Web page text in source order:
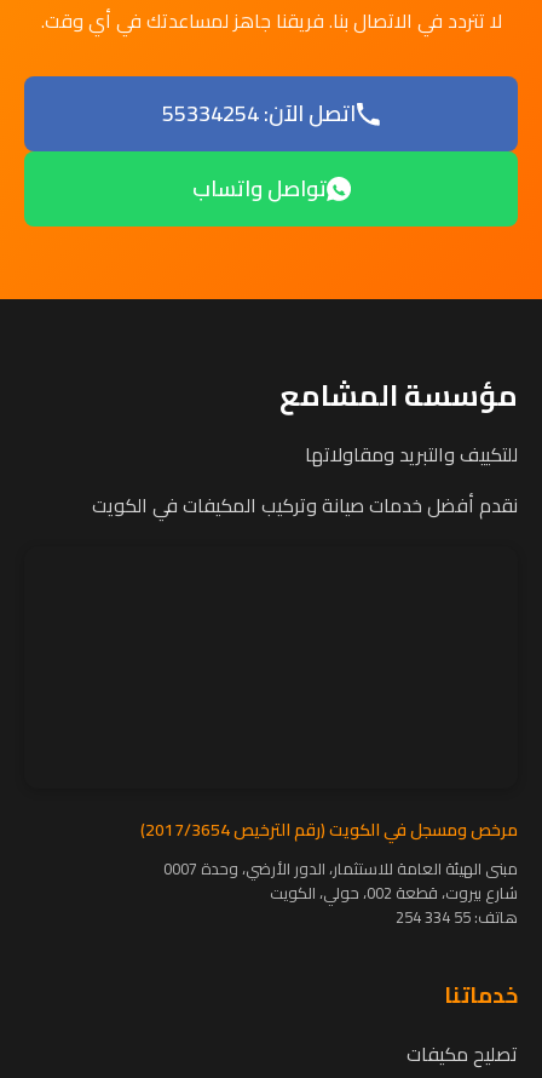
لا تتردد في الاتصال بنا. فريقنا جاهز لمساعدتك في أي وقت.
اتصل الآن: 55334254
تواصل واتساب
مؤسسة المشامع
للتكييف والتبريد ومقاولاتها
نقدم أفضل خدمات صيانة وتركيب المكيفات في الكويت
مرخص ومسجل في الكويت (رقم الترخيص 2017/3654)
مبنى الهيئة العامة للاستثمار، الدور الأرضي، وحدة 0007
شارع بيروت، قطعة 002، حولي، الكويت
هاتف:55 334 254
خدماتنا
تصليح مكيفات